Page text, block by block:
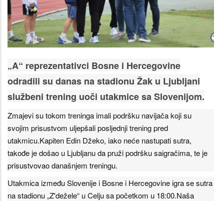
„A“ reprezentativci Bosne i Hercegovine
odradili su danas na stadionu Žak u Ljubljani
službeni trening uoči utakmice sa Slovenijom.
Zmajevi su tokom treninga imali podršku navijača koji su
svojim prisustvom uljepšali posljednji trening pred
utakmicu.Kapiten Edin Džeko, iako neće nastupati sutra,
takođe je došao u Ljubljanu da pruži podršku saigračima, te je
prisustvovao današnjem treningu.
Utakmica između Slovenije i Bosne i Hercegovine igra se sutra
na stadionu „Z'dežele“ u Celju sa početkom u 18:00.Naša